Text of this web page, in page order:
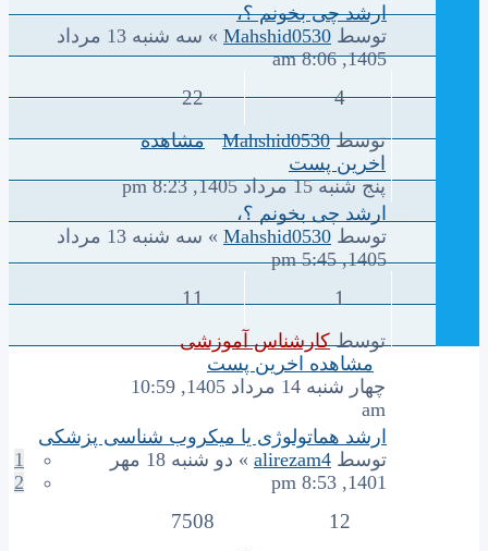
ارشد چی بخونم ؟،
توسط Mahshid0530
» سه شنبه 13 مرداد
1405, 8:06 am
4
22
توسطMahshid0530
مشاهده
اخرین پست
پنج شنبه 15 مرداد 1405, 8:23 pm
ارشد چی بخونم ؟،
توسط Mahshid0530
» سه شنبه 13 مرداد
1405, 5:45 pm
1
11
توسطکارشناس آموزشی
مشاهده اخرین پست
چهار شنبه 14 مرداد 1405, 10:59
am
ارشد هماتولوژی یا میکروب شناسی پزشکی
1
2
توسط alirezam4
» دو شنبه 18 مهر
1401, 8:53 pm
12
7508